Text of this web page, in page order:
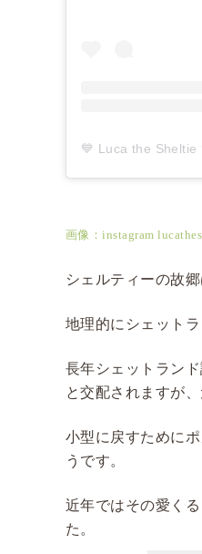
💙 Luca the Sheltie
画像：instagram
シェルティーの故
地理的にシェット
長年シェットラン
と交配されますが
小型に戻すために
うです。
近年ではその愛く
た。